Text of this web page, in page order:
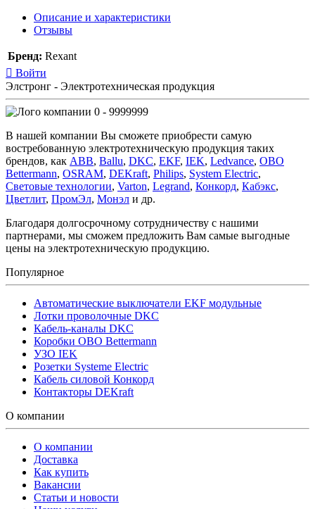
Описание и характеристики
Отзывы
Бренд: Rexant
Войти
Элстронг - Электротехническая продукция
0 - 9999999
В нашей компании Вы сможете приобрести самую
востребованную электротехническую продукция таких
брендов, как ABB, Ballu, DKC, EKF, IEK, Ledvance, OBO
Bettermann, OSRAM, DEKraft, Philips, System Electric,
Световые технологии, Varton, Legrand, Конкорд, Кабэкс,
Цветлит, ПромЭл, Монэл и др.
Благодаря долгосрочному сотрудничеству с нашими
партнерами, мы сможем предложить Вам самые выгодные
цены на электротехническую продукцию.
Популярное
Автоматические выключатели EKF модульные
Лотки проволочные DKC
Кабель-каналы DKC
Коробки OBO Bettermann
УЗО IEK
Розетки Systeme Electric
Кабель силовой Конкорд
Контакторы DEKraft
О компании
О компании
Доставка
Как купить
Вакансии
Статьи и новости